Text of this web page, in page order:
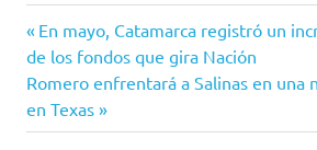
Navegación
de
entradas
Entrada
anterior:
En mayo, Catamarca registró un
de los fondos que gira Nación
Siguiente
entrada:
Romero enfrentará a Salinas en una
en Texas